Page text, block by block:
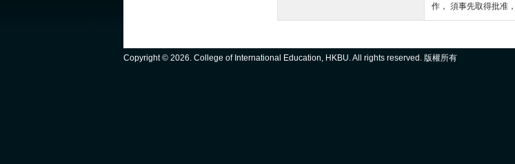
作， 須事先取得批准
Copyright © 2026. College of International Education, HKBU. All rights reserved. 版權所有